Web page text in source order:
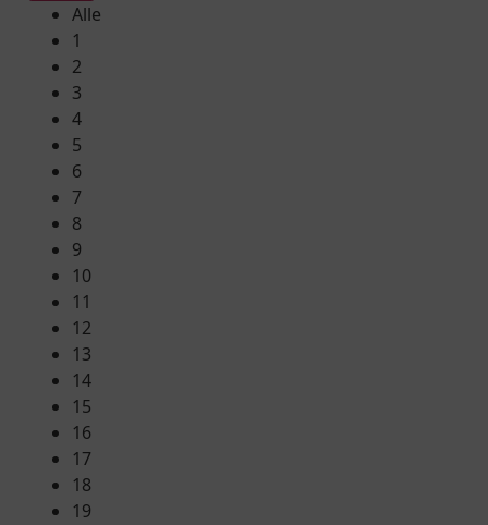
Alle
1
2
3
4
5
6
7
8
9
10
11
12
13
14
15
16
17
18
19